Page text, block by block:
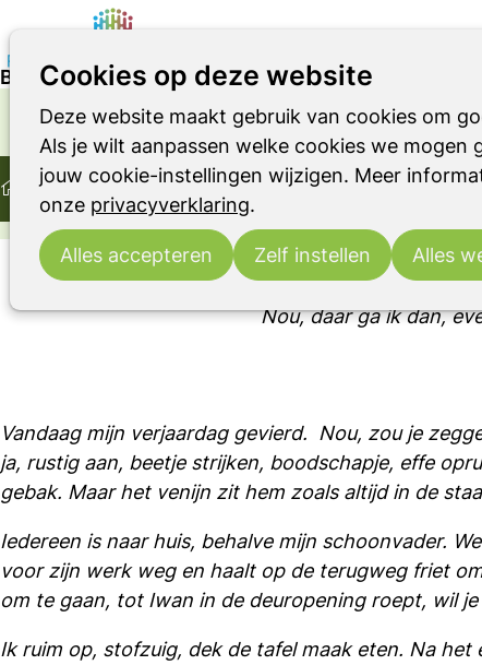
Cookies op deze website
Deze website maakt gebruik van cookies om
Als je wilt aanpassen welke cookies we mogen
jouw cookie-instellingen wijzigen. Meer
onze privacyverklaring.
Alles accepteren Zelf instellen Alles
Home
Parkinson Parkinsonismen RBD
Ontmoeting Ervaringsverhalen Blog: Verjaardag
Blog: Verjaardag
OVER LEVEN MET DE ZIEKTE VAN PARKINSON
Ervaringsverhaal
Nou, daar ga ik dan,
Vandaag mijn verjaardag gevierd. Nou, zou je
ja, rustig aan, beetje strijken, boodschapje, effe
gebak. Maar het venijn zit hem zoals altijd in de
Iedereen is naar huis, behalve mijn schoonvader.
voor zijn werk weg en haalt op de terugweg friet
om te gaan, tot Iwan in de deuropening roept, wil
Ik ruim op, stofzuig, dek de tafel maak eten. Na